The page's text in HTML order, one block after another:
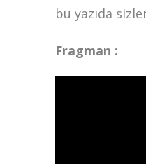
bu yazıda
Fragman :